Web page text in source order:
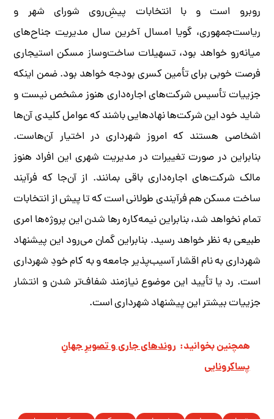
روبرو است و با انتخابات پیشِ‌روی شورای شهر و
ریاست‌جمهوری، گویا امسال آخرین سال مدیریت جناح‌های
میانه‌رو خواهد بود، تسهیلات ساخت‌وساز مسکن استیجاری
فرصت خوبی برای تأمین کسری بودجه خواهد بود. ضمن اینکه
جزییات تأسیس شرکت‌های اجاره‌داری هنوز مشخص نیست و
شاید خود این شرکت‌ها نهادهایی باشند که عوامل کلیدی آن‌ها
اشخاصی هستند که امروز شهرداری در اختیار آن‌هاست.
بنابراین در صورت تغییرات در مدیریت شهری این افراد هنوز
مالک شرکت‌های اجاره‌داری باقی بمانند. از آن‌جا که فرآیند
ساخت مسکن هم فرآیندی طولانی است که تا پیش از انتخابات
تمام نخواهد شد، بنابراین نیمه‌کاره رها شدن این پروژه‌ها امری
طبیعی به نظر خواهد رسید. بنابراین گمان می‌رود این پیشنهاد
شهرداری به نام اقشار آسیب‌پذیر جامعه و به کام خودِ شهرداری
است. رد یا تأیید این موضوع نیازمند شفاف‌تر شدن و انتشار
جزییات بیشتر این پیشنهاد شهرداری است.
همچنین بخوانید: روندهای جاری و تصویرِ جهانِ
پساکرونایی